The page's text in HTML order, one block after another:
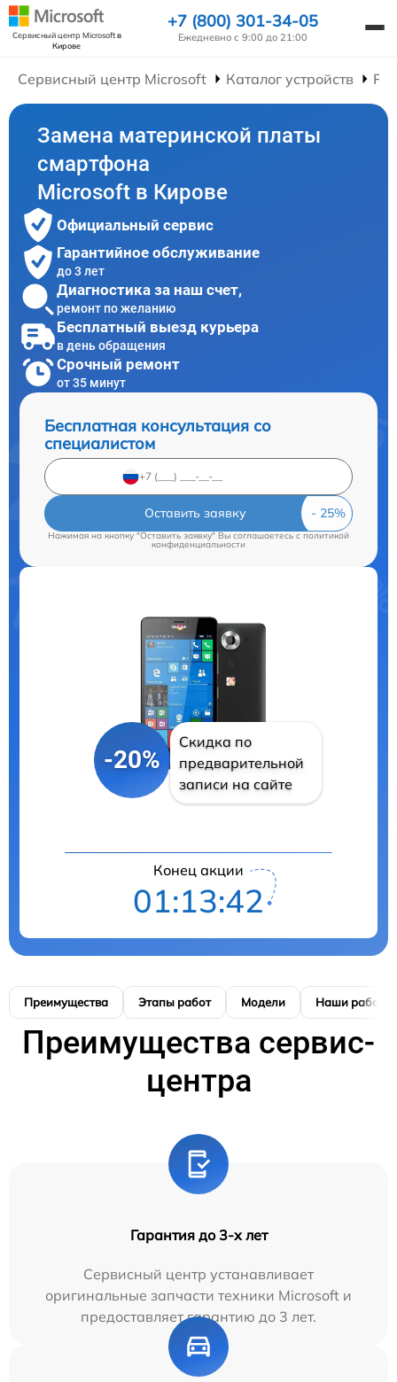
Сервисный центр Microsoftв
Кирове
+7 (800) 301-34-05
Ежедневно с 9:00 до 21:00
Сервисный центр Microsoft Каталог устройств
Замена материнской платы
смартфона
Microsoft в Кирове
Официальный сервис
Гарантийное обслуживание
до 3 лет
Диагностика за наш счет,
ремонт по желанию
Бесплатный выезд курьера
в день обращения
Срочный ремонт
от 35 минут
Бесплатная консультация со
специалистом
Оставить заявку
Нажимая на кнопку "Оставить заявку" Вы соглашаетесь cполитикой
конфиденциальности
-20%
Скидка по
предварительной
записи на сайте
Конец акции
01:13:41
Преимущества Этапы работ Модели Наши работы
Преимущества сервис-
центра
Гарантия до 3-х лет
Сервисный центр устанавливает
оригинальные запчасти техники Microsoft и
предоставляет гарантию до 3 лет.